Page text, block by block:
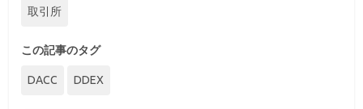
取引所
この記事のタグ
DACC DDEX